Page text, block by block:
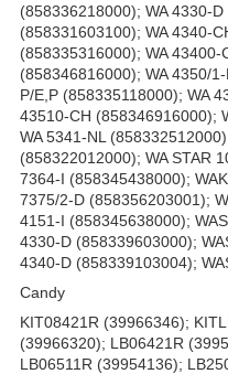
(858336218000); WA 4330-
(858331603100); WA 4340-
(858335316000); WA
(858346816000); WA 4350/
P/E,P (858335118000); WA
43510-CH (858346916000);
WA 5341-NL
(858322012000); WA STAR
7364-I (858345438000);
7375/2-D (858356203001);
4151-I (858345638000);
4330-D (858339603000);
4340-D (858339103004);
Candy
KIT08421R (39966346);
(39966320); LB06421R
LB06511R (39954136);